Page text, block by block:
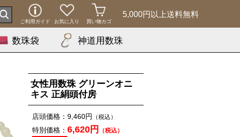
5,000円以上送料無料
ご利用ガイド お気に入り 買い物カゴ
数珠袋 神道用数珠
女性用数珠 グリーンオニ
キス 正絹頭付房
店頭価格： 9,460円 （税込）
特別価格： 6,620円 （税込）